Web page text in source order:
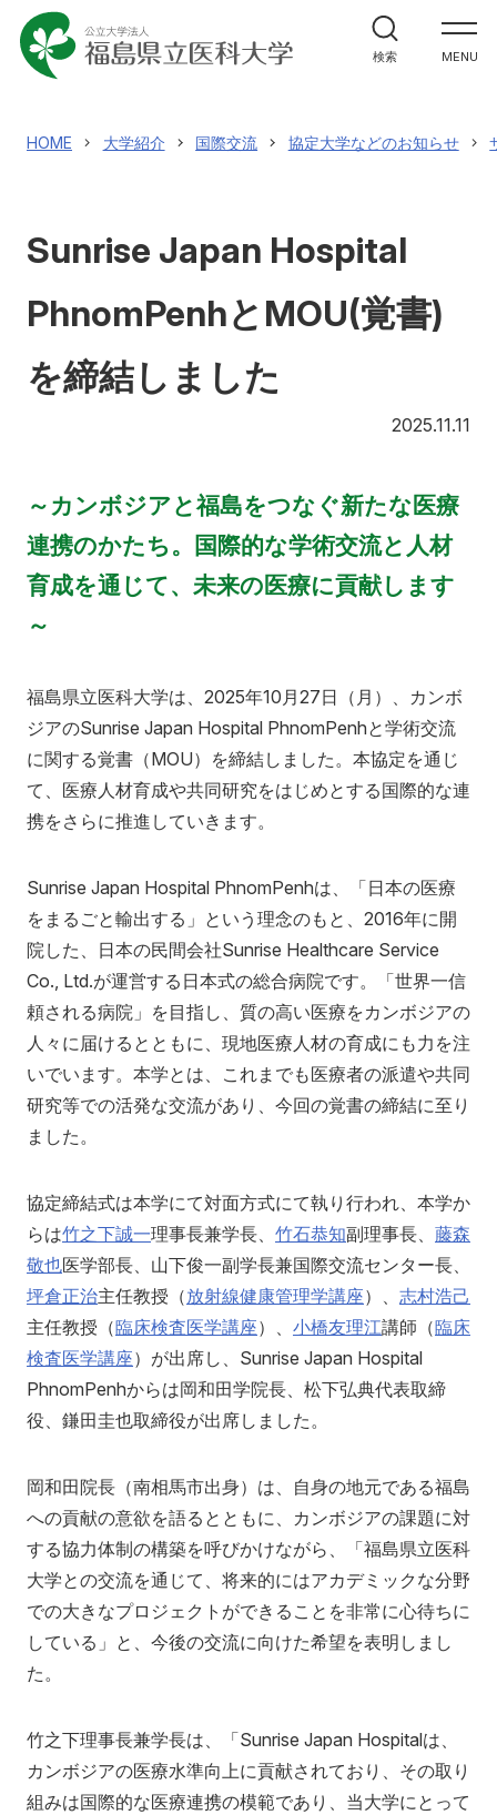
MENU
大学紹介
大学紹介
福島県立医科大学の理念
3つの方針（ポリシー）
大学の組織
学内向け医療施設
広報活動
校歌・逍遥歌
教育
医学部
看護学部
別科助産学専攻
大学院
研究
研究者情報検索
学術成果リポジトリ
震災・放射線関連論文・著作集
研究関連
産学連携・寄附講座
研究情報公開
規則・細則等
本学との研究（連携）ご検討の方へ
よくあるご質問（FAQ）
診療
診療
附属病院
会津医療センター
ふくしま国際医療科学センター
福島県地域医療支援センター
ふくしま子ども・女性医療支援センター
ふたば救急総合医療支援センター
公開講座
エコチル調査 福島ユニットセンター HP
保健医療交流事業
入試情報
入試情報
医学部
保健科学部
別科助産学専攻
大学院
学生生活レポート
対象者別
地域の方へ 来院の方（診療）へ
卒業生の方へ 教職員の方へ
教職員募集（採用情報） 取材・撮影申し込み
検索
HOME 大学紹介 国際交流 協定大学などのお知らせ
Sunrise Japan Hospital
PhnomPenhとMOU(覚書)
を締結しました
2025.11.11
～カンボジアと福島をつなぐ新たな医療
連携のかたち。国際的な学術交流と人材
育成を通じて、未来の医療に貢献します
～
福島県立医科大学は、2025年10月27日（月）、カンボ
ジアのSunrise Japan Hospital PhnomPenhと学術交流
に関する覚書（MOU）を締結しました。本協定を通じ
て、医療人材育成や共同研究をはじめとする国際的な連
携をさらに推進していきます。
Sunrise Japan Hospital PhnomPenhは、「日本の医療
をまるごと輸出する」という理念のもと、2016年に開
院した、日本の民間会社Sunrise Healthcare Service
Co., Ltd.が運営する日本式の総合病院です。「世界一信
頼される病院」を目指し、質の高い医療をカンボジアの
人々に届けるとともに、現地医療人材の育成にも力を注
いでいます。本学とは、これまでも医療者の派遣や共同
研究等での活発な交流があり、今回の覚書の締結に至り
ました。
協定締結式は本学にて対面方式にて執り行われ、本学か
らは竹之下誠一理事長兼学長、 竹石恭知副理事長、 藤森
敬也医学部長、山下俊一副学長兼国際交流センター長、
坪倉正治主任教授（放射線健康管理学講座）、 志村浩己
主任教授（臨床検査医学講座）、 小橋友理江講師（臨床
検査医学講座）が出席し、Sunrise Japan Hospital
PhnomPenhからは岡和田学院長、松下弘典代表取締
役、鎌田圭也取締役が出席しました。
岡和田院長（南相馬市出身）は、自身の地元である福島
への貢献の意欲を語るとともに、カンボジアの課題に対
する協力体制の構築を呼びかけながら、「福島県立医科
大学との交流を通じて、将来的にはアカデミックな分野
での大きなプロジェクトができることを非常に心待ちに
している」と、今後の交流に向けた希望を表明しまし
た。
竹之下理事長兼学長は、「Sunrise Japan Hospitalは、
カンボジアの医療水準向上に貢献されており、その取り
組みは国際的な医療連携の模範であり、当大学にとって